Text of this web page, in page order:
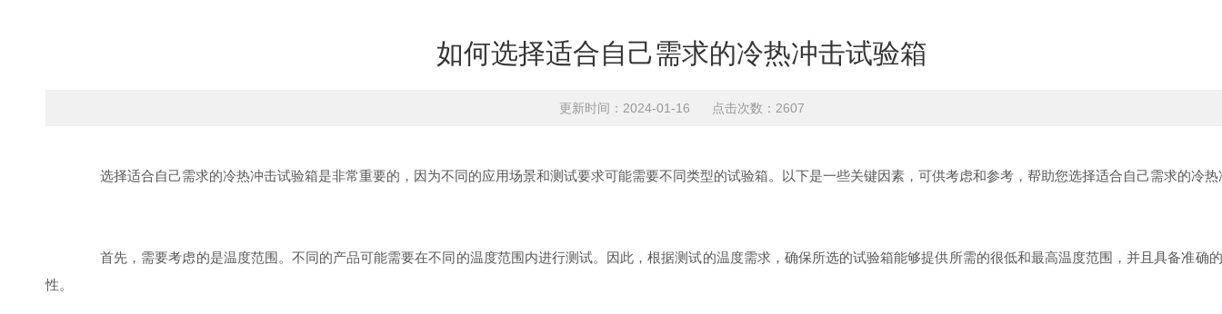
如何选择适合自己需求的冷热冲击试验箱
更新时间：2024-01-16 点击次数：2607
选择适合自己需求的冷热冲击试验箱是非常重要的，因为不同的应用场景和测试要求可能需要不同类型的试验箱。以下是一些关键因素，可供考虑和参考，帮助您选择适合自己需求的冷热
首先，需要考虑的是温度范围。不同的产品可能需要在不同的温度范围内进行测试。因此，根据测试的温度需求，确保所选的试验箱能够提供所需的很低和最高温度范围，并且具备准确
性。